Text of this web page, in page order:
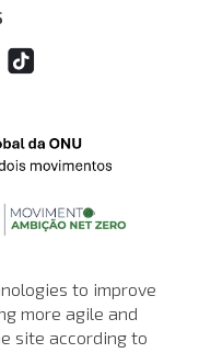
to improve
more agile and
site according to